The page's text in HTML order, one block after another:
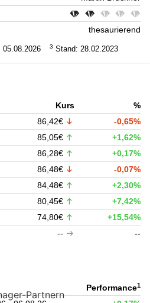
thesaurierend
05.08.2026 3 Stand: 28.02.2023
Kurs
%
86,42€
-0,65%
85,05€
+1,62%
86,28€
+0,17%
86,48€
-0,07%
84,48€
+2,30%
80,45€
+7,42%
74,80€
+15,54%
-- --
Performance1
Partnern